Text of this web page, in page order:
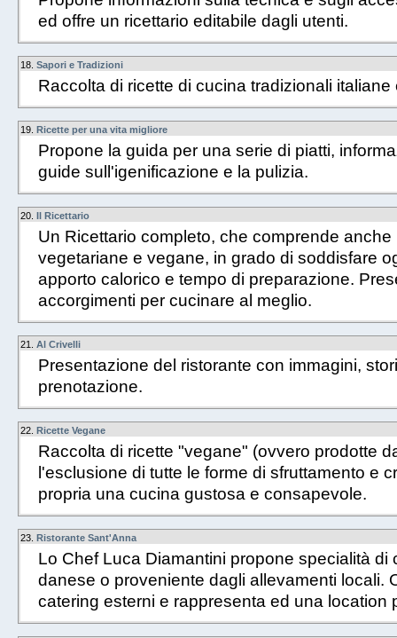
ed offre un ricettario editabile dagli utenti.
18. Sapori e Tradizioni
Raccolta di ricette di cucina tradizionali
19. Ricette per una vita migliore
Propone la guida per una serie di piatti,
guide sull'igenificazione e la pulizia.
20. Il Ricettario
Un Ricettario completo, che comprende anche
vegetariane e vegane, in grado di soddisfare
apporto calorico e tempo di preparazione.
accorgimenti per cucinare al meglio.
21. Al Crivelli
Presentazione del ristorante con immagini,
prenotazione.
22. Ricette Vegane
Raccolta di ricette "vegane" (ovvero prodotte
l'esclusione di tutte le forme di sfruttamento e
propria una cucina gustosa e consapevole.
23. Ristorante Sant'Anna
Lo Chef Luca Diamantini propone specialità di
danese o proveniente dagli allevamenti locali.
catering esterni e rappresenta ed una location